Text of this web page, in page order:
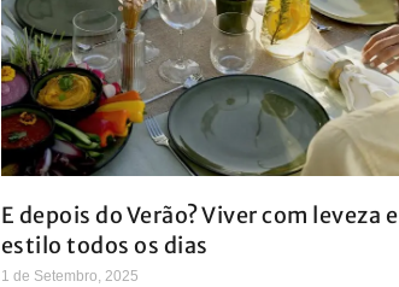
E depois do Verão? Viver com leveza e
estilo todos os dias
1 de Setembro, 2025